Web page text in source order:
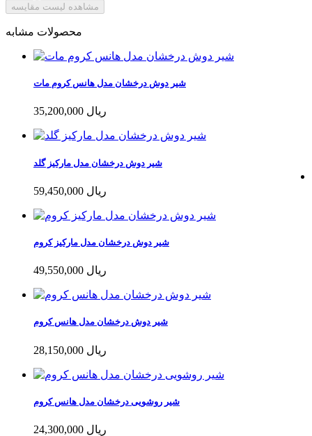
مشاهده لیست مقایسه
محصولات مشابه
شیر دوش درخشان مدل هانس کروم مات
35,200,000 ریال
شیر دوش درخشان مدل مارکیز گلد
59,450,000 ریال
شیر دوش درخشان مدل مارکیز کروم
49,550,000 ریال
شیر دوش درخشان مدل هانس کروم
28,150,000 ریال
شیر روشویی درخشان مدل هانس کروم
24,300,000 ریال